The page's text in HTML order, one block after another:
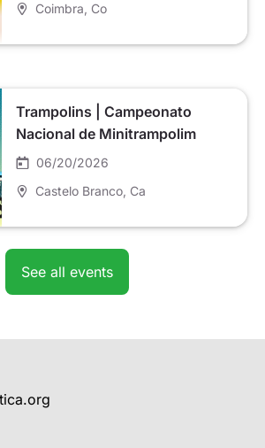
Coimbra , Co
Trampolins | Campeonato
Nacional de Minitrampolim
06/20/2026
Castelo Branco , Ca
See all events